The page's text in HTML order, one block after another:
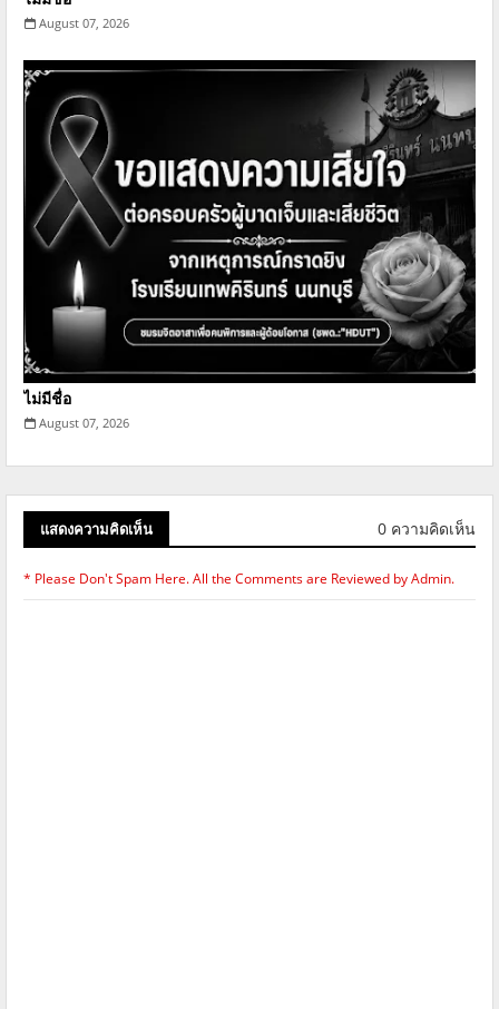
August 07, 2026
ไม่มีชื่อ
August 07, 2026
แสดงความคิดเห็น 0 ความคิดเห็น
* Please Don't Spam Here. All the Comments are Reviewed by Admin.